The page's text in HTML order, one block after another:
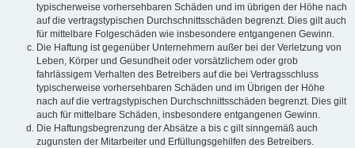
typischerweise vorhersehbaren Schäden und im übrigen der Höhe nach
auf die vertragstypischen Durchschnittsschäden begrenzt. Dies gilt auch
für mittelbare Folgeschäden wie insbesondere entgangenen Gewinn.
Die Haftung ist gegenüber Unternehmern außer bei der Verletzung von
Leben, Körper und Gesundheit oder vorsätzlichem oder grob
fahrlässigem Verhalten des Betreibers auf die bei Vertragsschluss
typischerweise vorhersehbaren Schäden und im Übrigen der Höhe
nach auf die vertragstypischen Durchschnittsschäden begrenzt. Dies gilt
auch für mittelbare Schäden, insbesondere entgangenen Gewinn.
Die Haftungsbegrenzung der Absätze a bis c gilt sinngemäß auch
zugunsten der Mitarbeiter und Erfüllungsgehilfen des Betreibers.